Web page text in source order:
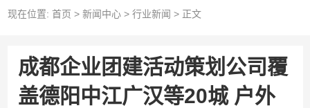
现在位置: 首页 > 新闻中心> 行业新闻 > 正文
成都企业团建活动策划公司覆
盖德阳中江广汉等20城 户外